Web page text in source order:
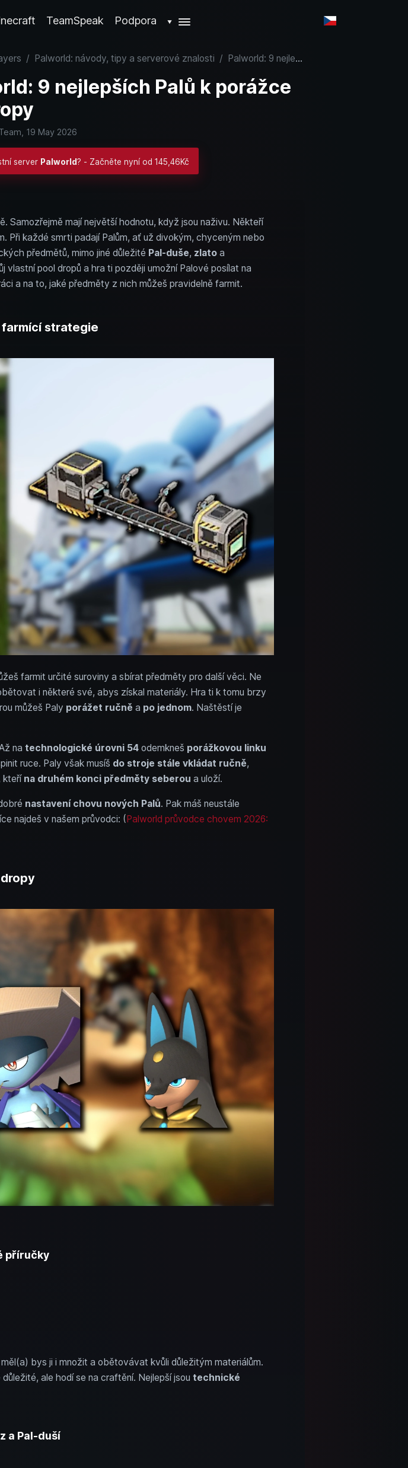
TeamSpeak Podpora ▼
/ Palworld: návody, tipy a serverové znalosti / Palworld: 9 nejlepších Palů k porážce pro dropy
9 nejlepších Palů k porážce
19 May 2026
server Palworld? - Začněte nyní od 145,46Kč
Samozřejmě mají největší hodnotu, když jsou naživu. Někteří
Při každé smrti padají Palům, ať už divokým, chyceným nebo
předmětů, mimo jiné důležité Pal-duše, zlatoa
pool dropů a hra ti později umožní Palové posílat na
a na to, jaké předměty z nich můžeš pravidelně farmit.
farmící strategie
farmit určité suroviny a sbírat předměty pro další věci. Ne
i některé své, abys získal materiály. Hra ti k tomu brzy
můžeš Paly porážet ručně a po jednom. Naštěstí je
na technologické úrovni 54odemkneš porážkovou linku
ruce. Paly však musíš do stroje stále vkládat ručně,
kteří na druhém konci předměty seberou a uloží.
nastavení chovu nových Palů. Pak máš neustále
najdeš v našem průvodci: (Palworld průvodce chovem 2026:
příručky
bys ji i množit a obětovávat kvůli důležitým materiálům.
ale hodí se na craftění. Nejlepší jsou technické
a Pal-duší